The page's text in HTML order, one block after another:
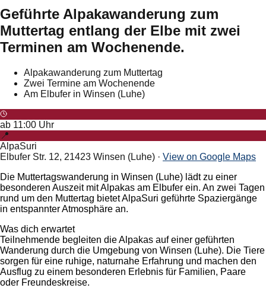
Geführte Alpakawanderung zum
Muttertag entlang der Elbe mit zwei
Terminen am Wochenende.
Alpakawanderung zum Muttertag
Zwei Termine am Wochenende
Am Elbufer in Winsen (Luhe)
ab 11:00 Uhr
📍
AlpaSuri
Elbufer Str. 12, 21423 Winsen (Luhe) · View on Google Maps
Die Muttertagswanderung in Winsen (Luhe) lädt zu einer
besonderen Auszeit mit Alpakas am Elbufer ein. An zwei Tagen
rund um den Muttertag bietet AlpaSuri geführte Spaziergänge
in entspannter Atmosphäre an.
Was dich erwartet
Teilnehmende begleiten die Alpakas auf einer geführten
Wanderung durch die Umgebung von Winsen (Luhe). Die Tiere
sorgen für eine ruhige, naturnahe Erfahrung und machen den
Ausflug zu einem besonderen Erlebnis für Familien, Paare
oder Freundeskreise.